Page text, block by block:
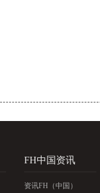
FH中国资讯
资讯FH（中国）